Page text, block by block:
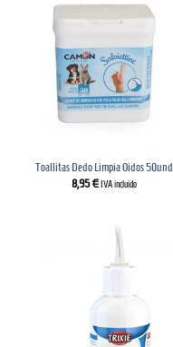
Toallitas Dedo Limpia Oidos 50und
8,95€ IVA incluido